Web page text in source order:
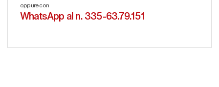
oppure con
WhatsApp al n. 335-63.79.151